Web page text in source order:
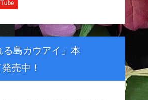
る島カウアイ」本
売中！